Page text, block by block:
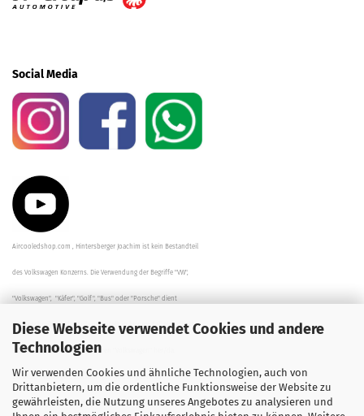
Diese Webseite verwendet Cookies und andere
Technologien
Wir verwenden Cookies und ähnliche Technologien, auch von
Drittanbietern, um die ordentliche Funktionsweise der Website zu
gewährleisten, die Nutzung unseres Angebotes zu analysieren und
Social Media
Aircooledshop.com , Hintersberger Joachim ist kein Bestandteil
des Volkswagen Konzerns. Die Verwendung der Begriffe "VW",
"Volkswagen", "Käfer", "Golf", "Bus" oder "Porsche" dient
der Beschreibung der Teile und stellt in keinem Fall eine direkte
Verbindung zu dem Unternehmen "Volkswagen" her/da.
Die Beschreibungen, Zeichnungen und Angaben zur
Verwendung sind sorgfältig überprüft worden.